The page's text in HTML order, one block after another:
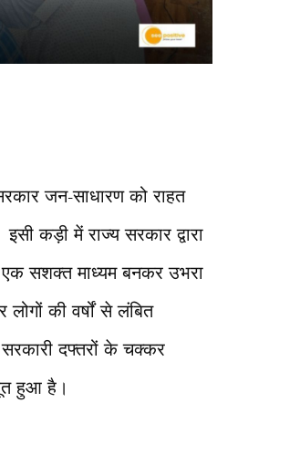
जन-साधारण को राहत
कड़ी में राज्य सरकार द्वारा
सशक्त माध्यम बनकर उभरा
की वर्षों से लंबित
दफ्तरों के चक्कर
हुआ है।